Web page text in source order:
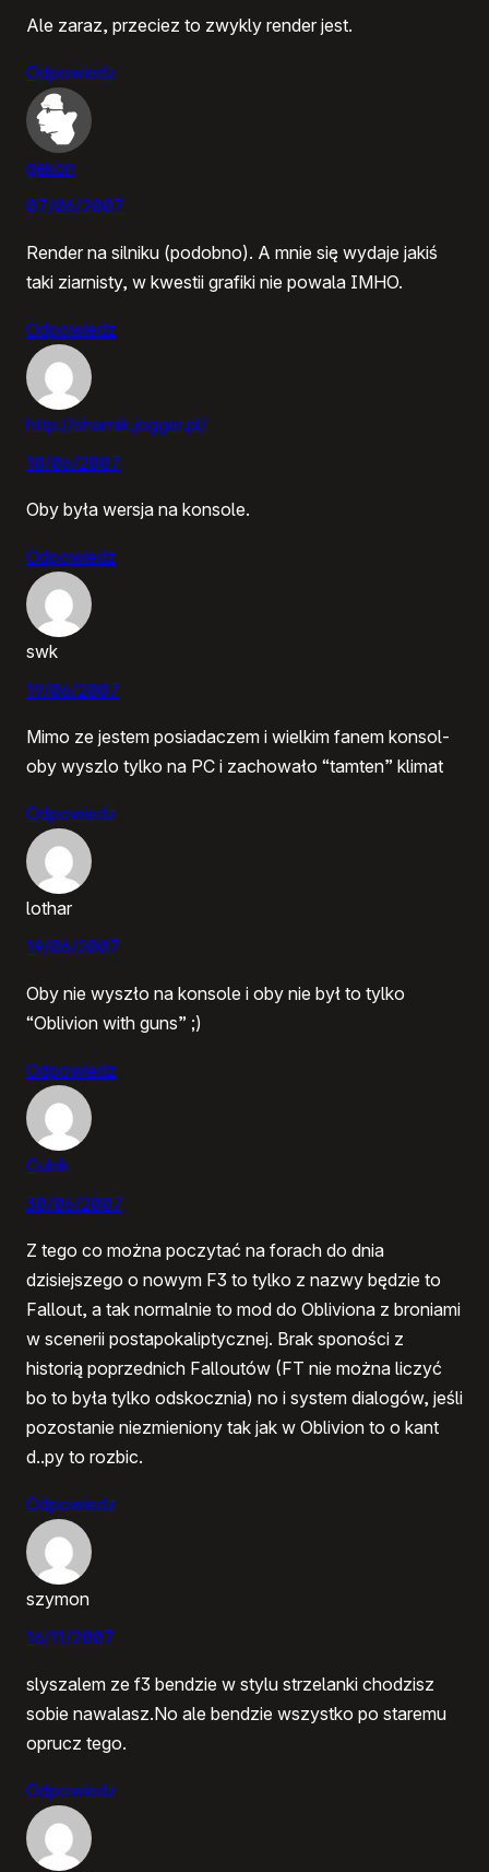
Ale zaraz, przeciez to zwykly render jest.
Odpowiedz
gekon
07/06/2007
Render na silniku (podobno). A mnie się wydaje jakiś
taki ziarnisty, w kwestii grafiki nie powala IMHO.
Odpowiedz
http://sharnik.jogger.pl/
10/06/2007
Oby była wersja na konsole.
Odpowiedz
swk
19/06/2007
Mimo ze jestem posiadaczem i wielkim fanem konsol-
oby wyszlo tylko na PC i zachowało “tamten” klimat
Odpowiedz
lothar
19/06/2007
Oby nie wyszło na konsole i oby nie był to tylko
“Oblivion with guns” ;)
Odpowiedz
Cubik
30/06/2007
Z tego co można poczytać na forach do dnia
dzisiejszego o nowym F3 to tylko z nazwy będzie to
Fallout, a tak normalnie to mod do Obliviona z broniami
w scenerii postapokaliptycznej. Brak sponości z
historią poprzednich Falloutów (FT nie można liczyć
bo to była tylko odskocznia) no i system dialogów, jeśli
pozostanie niezmieniony tak jak w Oblivion to o kant
d..py to rozbic.
Odpowiedz
szymon
16/11/2007
slyszalem ze f3 bendzie w stylu strzelanki chodzisz
sobie nawalasz.No ale bendzie wszystko po staremu
oprucz tego.
Odpowiedz